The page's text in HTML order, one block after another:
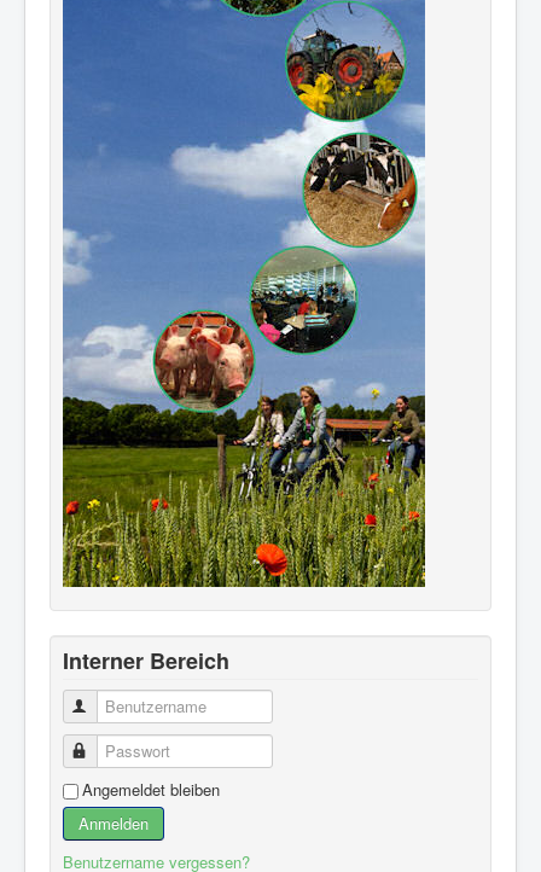
Interner Bereich
Benutzername
Passwort
Angemeldet bleiben
Anmelden
Benutzername vergessen?